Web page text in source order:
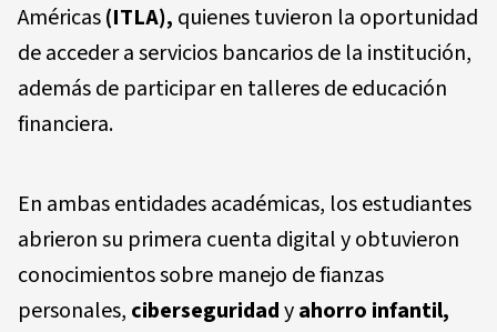
Américas(ITLA), quienes tuvieron la oportunidad
de acceder a servicios bancarios de la institución,
además de participar en talleres de educación
financiera.
En ambas entidades académicas, los estudiantes
abrieron su primera cuenta digital y obtuvieron
conocimientos sobre manejo de fianzas
personales, ciberseguridadyahorro infantil,